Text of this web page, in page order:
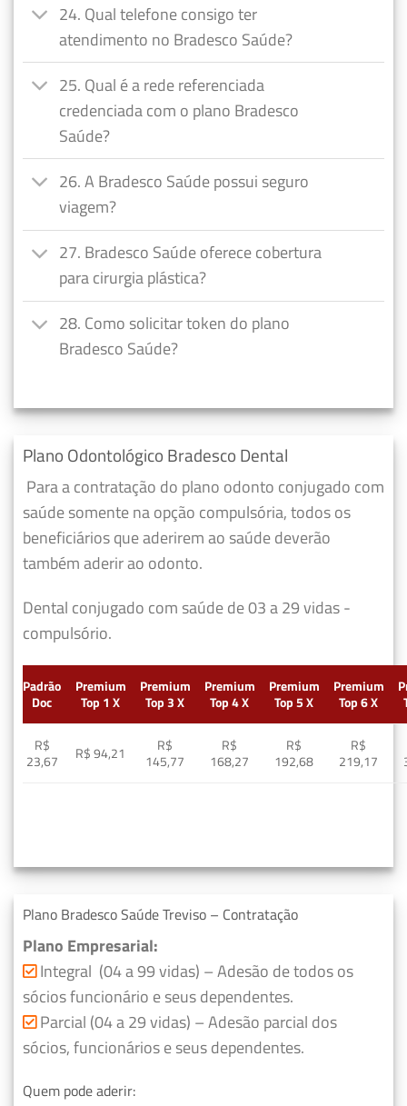
24. Qual telefone consigo ter
atendimento no Bradesco Saúde?
25. Qual é a rede referenciada
credenciada com o plano Bradesco
Saúde?
26. A Bradesco Saúde possui seguro
viagem?
27. Bradesco Saúde oferece cobertura
para cirurgia plástica?
28. Como solicitar token do plano
Bradesco Saúde?
Plano Odontológico Bradesco Dental
Para a contratação do plano odonto conjugado com
saúde somente na opção compulsória, todos os
beneficiários que aderirem ao saúde deverão
também aderir ao odonto.
Dental conjugado com saúde de 03 a 29 vidas -
compulsório.
Padrão
Doc
Premium
Top 1 X
Premium
Top 3 X
Premium
Top 4 X
Premium
Top 5 X
Premium
Top 6 X
R$
23,67
R$ 94,21
R$
145,77
R$
168,27
R$
192,68
R$
219,17
Plano Bradesco Saúde Treviso – Contratação
Plano Empresarial:
Integral (04 a 99 vidas) – Adesão de todos os
sócios funcionário e seus dependentes.
Parcial (04 a 29 vidas) – Adesão parcial dos
sócios, funcionários e seus dependentes.
Quem pode aderir: